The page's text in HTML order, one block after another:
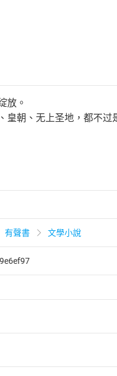
放。
皇朝、无上圣地，都不过
有聲書 文學小說
解除權合理例外情事適用